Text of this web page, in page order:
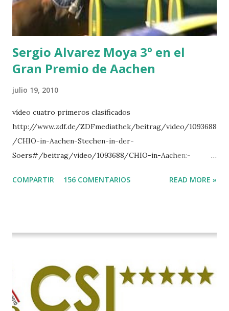
INTERTOY Z - BRASH 9 HERALD –CORDON 10 SELDANA
DI CAMPALTO -SHARBATLY Vuelta Triunfal... el ganador
del Gran Premio en su vuelta de honor
Sergio Alvarez Moya 3º en el
Gran Premio de Aachen
julio 19, 2010
vídeo cuatro primeros clasificados
http://www.zdf.de/ZDFmediathek/beitrag/video/1093688
/CHIO-in-Aachen-Stechen-in-der-
Soers#/beitrag/video/1093688/CHIO-in-Aachen:-
COMPARTIR 156 COMENTARIOS READ MORE »